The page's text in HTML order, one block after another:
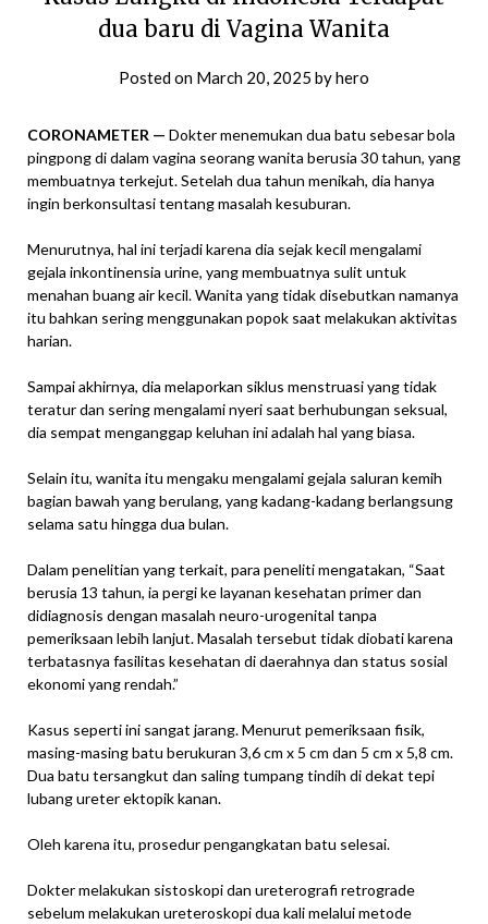
dua baru di Vagina Wanita
Posted on March 20, 2025 byhero
CORONAMETER — Dokter menemukan dua batu sebesar bola
pingpong di dalam vagina seorang wanita berusia 30 tahun, yang
membuatnya terkejut. Setelah dua tahun menikah, dia hanya
ingin berkonsultasi tentang masalah kesuburan.
Menurutnya, hal ini terjadi karena dia sejak kecil mengalami
gejala inkontinensia urine, yang membuatnya sulit untuk
menahan buang air kecil. Wanita yang tidak disebutkan namanya
itu bahkan sering menggunakan popok saat melakukan aktivitas
harian.
Sampai akhirnya, dia melaporkan siklus menstruasi yang tidak
teratur dan sering mengalami nyeri saat berhubungan seksual,
dia sempat menganggap keluhan ini adalah hal yang biasa.
Selain itu, wanita itu mengaku mengalami gejala saluran kemih
bagian bawah yang berulang, yang kadang-kadang berlangsung
selama satu hingga dua bulan.
Dalam penelitian yang terkait, para peneliti mengatakan, “Saat
berusia 13 tahun, ia pergi ke layanan kesehatan primer dan
didiagnosis dengan masalah neuro-urogenital tanpa
pemeriksaan lebih lanjut. Masalah tersebut tidak diobati karena
terbatasnya fasilitas kesehatan di daerahnya dan status sosial
ekonomi yang rendah.”
Kasus seperti ini sangat jarang. Menurut pemeriksaan fisik,
masing-masing batu berukuran 3,6 cm x 5 cm dan 5 cm x 5,8 cm.
Dua batu tersangkut dan saling tumpang tindih di dekat tepi
lubang ureter ektopik kanan.
Oleh karena itu, prosedur pengangkatan batu selesai.
Dokter melakukan sistoskopi dan ureterografi retrograde
sebelum melakukan ureteroskopi dua kali melalui metode